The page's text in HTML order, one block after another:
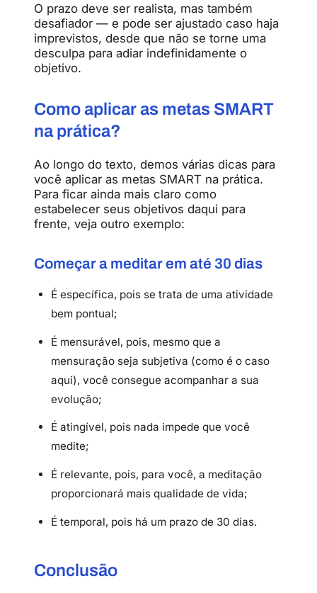
O prazo deve ser realista, mas também
desafiador — e pode ser ajustado caso haja
imprevistos, desde que não se torne uma
desculpa para adiar indefinidamente o
objetivo.
Como aplicar as metas SMART
na prática?
Ao longo do texto, demos várias dicas para
você aplicar as metas SMART na prática.
Para ficar ainda mais claro como
estabelecer seus objetivos daqui para
frente, veja outro exemplo:
Começar a meditar em até 30 dias
É específica, pois se trata de uma atividade
bem pontual;
É mensurável, pois, mesmo que a
mensuração seja subjetiva (como é o caso
aqui), você consegue acompanhar a sua
evolução;
É atingível, pois nada impede que você
medite;
É relevante, pois, para você, a meditação
proporcionará mais qualidade de vida;
É temporal, pois há um prazo de 30 dias.
Conclusão